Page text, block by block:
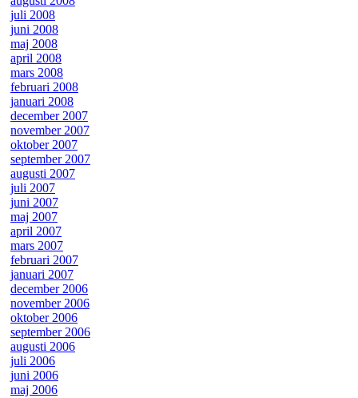
juli 2008
juni 2008
maj 2008
april 2008
mars 2008
februari 2008
januari 2008
december 2007
november 2007
oktober 2007
september 2007
augusti 2007
juli 2007
juni 2007
maj 2007
april 2007
mars 2007
februari 2007
januari 2007
december 2006
november 2006
oktober 2006
september 2006
augusti 2006
juli 2006
juni 2006
maj 2006